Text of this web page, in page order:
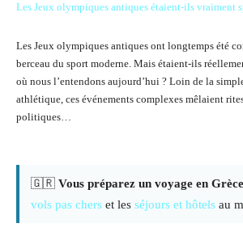
Les Jeux olympiques antiques étaient-ils vraiment
Les Jeux olympiques antiques ont longtemps été
berceau du sport moderne. Mais étaient-ils
où nous l’entendons aujourd’hui ? Loin de la
athlétique, ces événements complexes mêlaient
politiques…
🇬🇷 Vous préparez un voyage en
vols pas chers et les séjours et hôtels au